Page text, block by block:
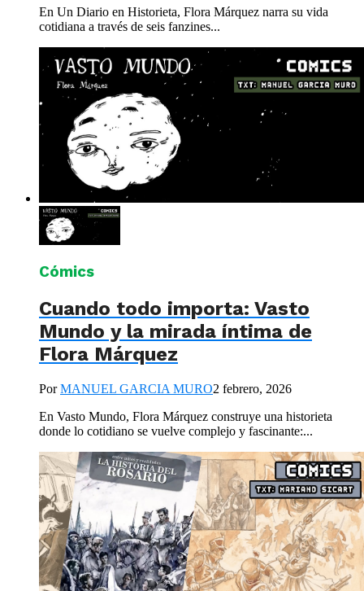
En Un Diario en Historieta, Flora Márquez narra su vida
cotidiana a través de seis fanzines...
Cómics
Cuando todo importa: Vasto
Mundo y la mirada íntima de
Flora Márquez
PorMANUEL GARCIA MURO2 febrero, 2026
En Vasto Mundo, Flora Márquez construye una historieta
donde lo cotidiano se vuelve complejo y fascinante:...